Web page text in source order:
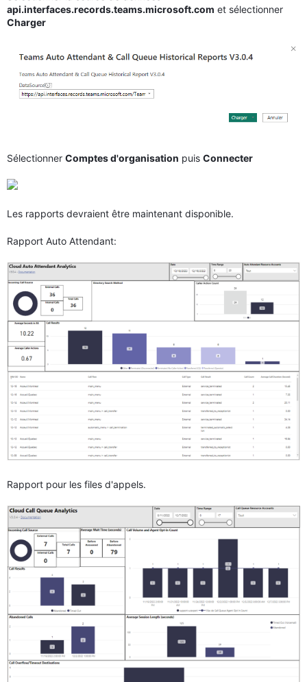
api.interfaces.records.teams.microsoft.com et sélectionner
Charger
Sélectionner Comptes d'organisation puis Connecter
Les rapports devraient être maintenant disponible.
Rapport Auto Attendant:
Rapport pour les files d'appels.